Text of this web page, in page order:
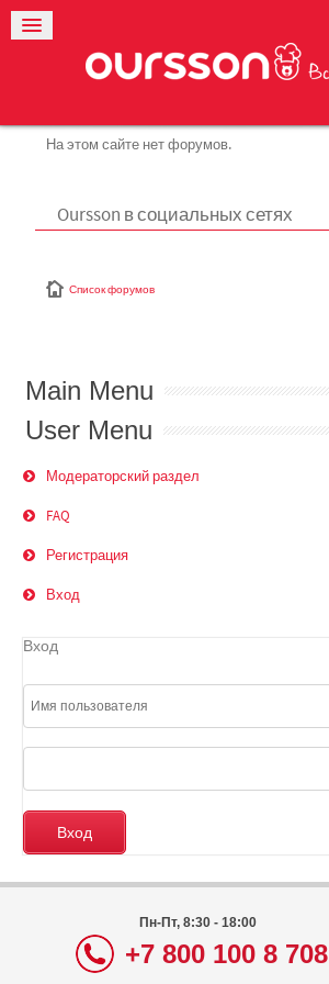
На этом сайте нет форумов.
Oursson в социальных сетях
Список форумов
Main Menu
User Menu
Модераторский раздел
FAQ
Регистрация
Вход
Вход
Пн-Пт, 8:30 - 18:00
+7 800 100 8 708